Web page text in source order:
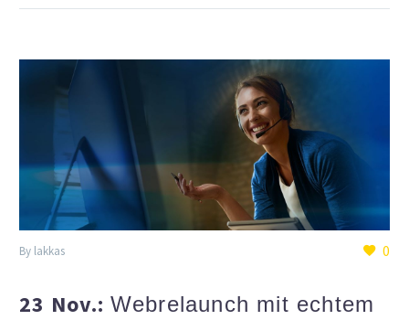
0
By lakkas
23 Nov.: Webrelaunch mit echtem